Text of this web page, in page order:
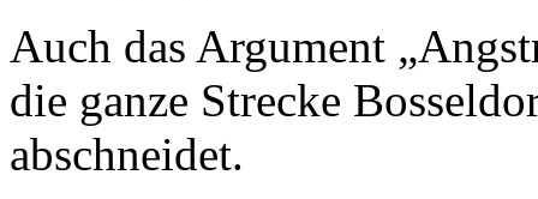
Auch das Argument
die ganze Strecke
abschneidet.